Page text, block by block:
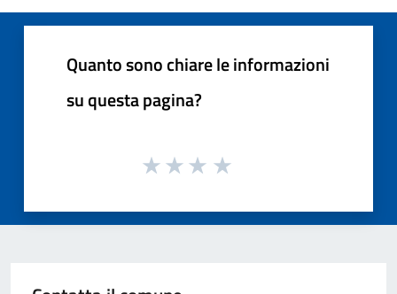
Quanto sono chiare le informazioni
su questa pagina?